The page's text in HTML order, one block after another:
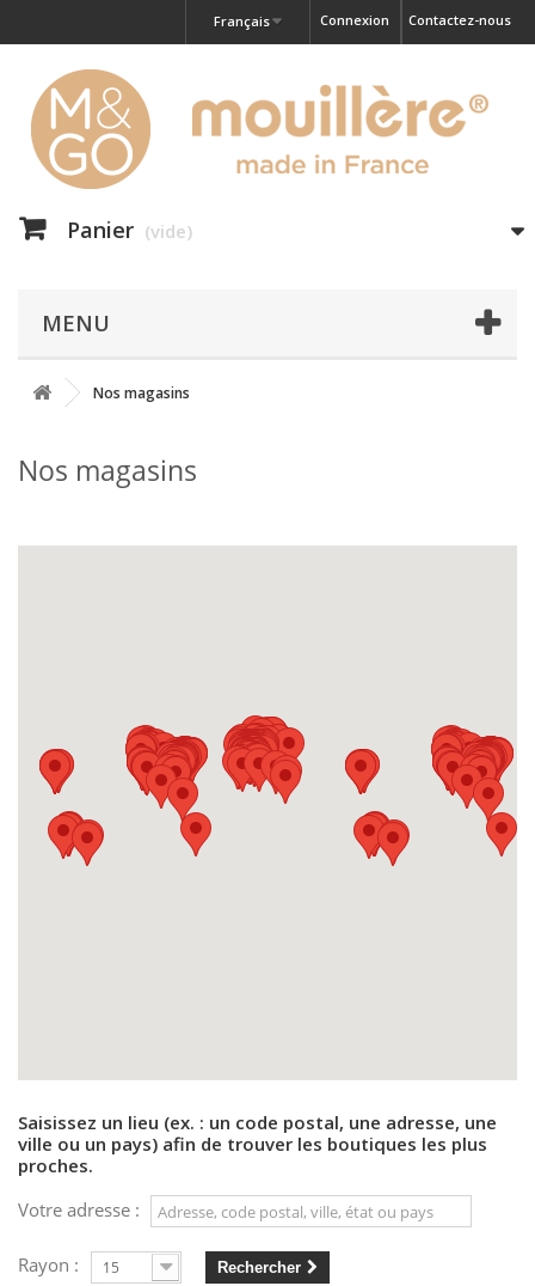
Contactez-nous
Connexion
Français
Panier (vide)
MENU
Nos magasins
Nos magasins
Saisissez un lieu (ex. : un code postal, une adresse, une
ville ou un pays) afin de trouver les boutiques les plus
proches.
Votre adresse :
Rayon : 15 Rechercher